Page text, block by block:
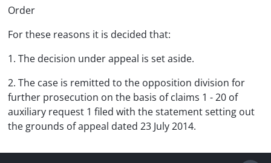
Order
For these reasons it is decided that:
1. The decision under appeal is set aside.
2. The case is remitted to the opposition division for
further prosecution on the basis of claims 1 - 20 of
auxiliary request 1 filed with the statement setting out
the grounds of appeal dated 23 July 2014.